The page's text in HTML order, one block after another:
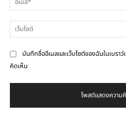
บันทึกชื่ออีเมลและเว็บไซต์ของฉันในเบรา
คิดเห็น